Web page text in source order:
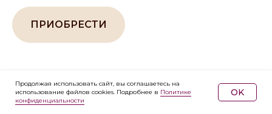
Продолжая использовать сайт, вы соглашаетесь на
использование файлов cookies. Подробнее в Политике
конфиденциальности
OK
ПРИОБРЕСТИ